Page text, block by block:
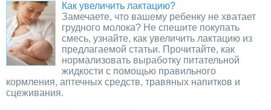
Как увеличить лактацию?
Замечаете, что вашему ребенку не хватает
грудного молока? Не спешите покупать
смесь, узнайте, как увеличить лактацию из
предлагаемой статьи. Прочитайте, как
нормализовать выработку питательной
жидкости с помощью правильного
кормления, аптечных средств, травяных напитков и
сцеживания.